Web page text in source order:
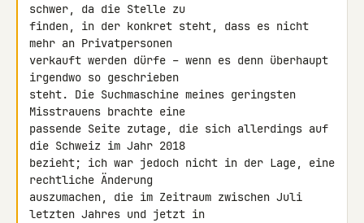
schwer, da die Stelle zu
finden, in der konkret steht, dass es nicht
mehr an Privatpersonen
verkauft werden dürfe – wenn es denn überhaupt
irgendwo so geschrieben
steht. Die Suchmaschine meines geringsten
Misstrauens brachte eine
passende Seite zutage, die sich allerdings auf
die Schweiz im Jahr 2018
bezieht; ich war jedoch nicht in der Lage, eine
rechtliche Änderung
auszumachen, die im Zeitraum zwischen Juli
letzten Jahres und jetzt in